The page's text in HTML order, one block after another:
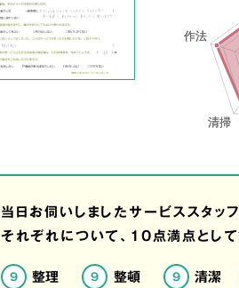
当日お伺いしましたサービススタッ
それぞれについて、10点満点として
9 整理 9 整頓 9 清潔